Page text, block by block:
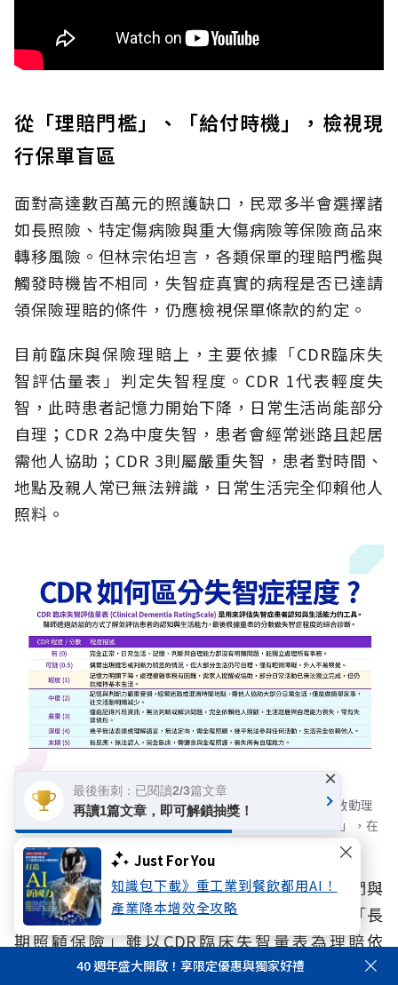
Just For You
知識包下載》重工業到餐飲都用AI！
產業降本增效全攻略
從「理賠門檻」、「給付時機」，檢視現
行保單盲區
面對高達數百萬元的照護缺口，民眾多半會選擇諸
如長照險、特定傷病險與重大傷病險等保險商品來
轉移風險。但林宗佑坦言，各類保單的理賠門檻與
觸發時機皆不相同，失智症真實的病程是否已達請
領保險理賠的條件，仍應檢視保單條款的約定。
目前臨床與保險理賠上，主要依據「CDR臨床失
智評估量表」判定失智程度。CDR 1代表輕度失
智，此時患者記憶力開始下降，日常生活尚能部分
自理；CDR 2為中度失智，患者會經常迷路且起居
需他人協助；CDR 3則屬嚴重失智，患者對時間、
地點及親人常已無法辨識，日常生活完全仰賴他人
照料。
傳統長照與特定傷病險多需達到中重度（CDR 2或3）才啟動理
賠，但新型專屬失智險則提倡「輕度（CDR 1）即早給付」，在
第一時間穩住家庭防護網。
然而深入檢視各類保險商品的內容，會發現它們與
失智家庭的實際需求可能存在部分差異。像是「長
期照顧保險」雖以CDR臨床失智量表為理賠依
據，卻要等到CDR 2才開始給付，且每年需重新送
40 週年盛大開啟！享限定優惠與獨家好禮
最後衝刺：已閱讀2/3篇文章
再讀1篇文章，即可解鎖抽獎！
×